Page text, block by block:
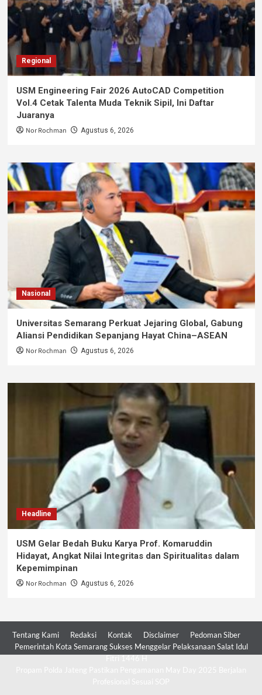
Regional
USM Engineering Fair 2026 AutoCAD Competition
Vol.4 Cetak Talenta Muda Teknik Sipil, Ini Daftar
Juaranya
Nor Rochman Agustus 6, 2026
Nasional
Universitas Semarang Perkuat Jejaring Global, Gabung
Aliansi Pendidikan Sepanjang Hayat China–ASEAN
Nor Rochman Agustus 6, 2026
Headline
USM Gelar Bedah Buku Karya Prof. Komaruddin
Hidayat, Angkat Nilai Integritas dan Spiritualitas dalam
Kepemimpinan
Nor Rochman Agustus 6, 2026
Tentang Kami Redaksi Kontak Disclaimer
Pedoman Siber
Pemerintah Kota Semarang Sukses Menggelar Pelaksanaan Salat Idul